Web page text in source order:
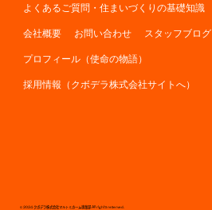
© 2024 クボデラ株式会社マルトミホーム事業部 All rights reserved.
よくあるご質問・住まいづくりの基礎知識
会社概要 お問い合わせ スタッフブログ
プロフィール（使命の物語）
採用情報（クボデラ株式会社サイトへ）